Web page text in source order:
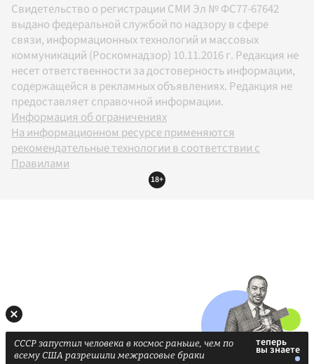
Свидетельство о регистрации СМИ Эл № ФС77-67642
выдано федеральной службой по надзору в сфере
связи, информационных технологий и массовых
коммуникаций (Роскомнадзор) 10.11.2016 г. Редакция не
несет ответственности за достоверность информации,
содержащейся в рекламных объявлениях. Редакция не
предоставляет справочной информации.
Информация об ограничениях
На информационном ресурсе применяются
рекомендательные технологии в соответствии с
Правилами
18+
СССР запустил человека в космос раньше, чем по
всему США разрешили межрасовые браки